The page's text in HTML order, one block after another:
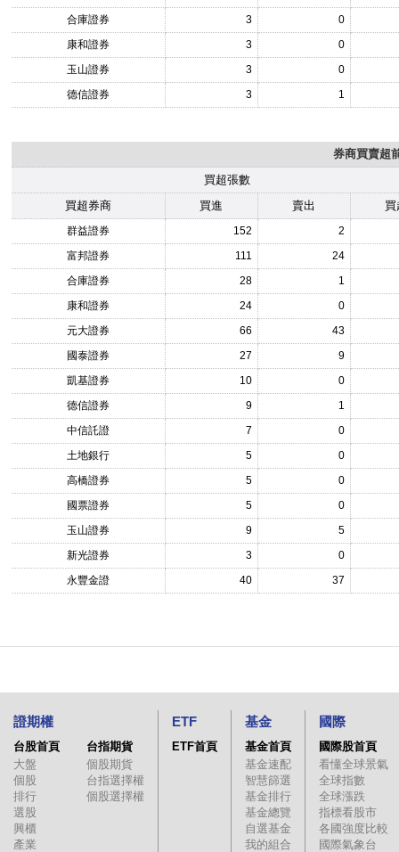
合庫證券
3
0
康和證券
3
0
玉山證券
3
0
德信證券
3 1
券商買賣超
買超張數
買超券商
買進 賣出
群益證券 152
2
富邦證券
111
24
合庫證券
28
1
康和證券
24
0
元大證券
66
43
國泰證券
27
9
凱基證券
10
0
德信證券
9
1
中信託證
7
0
土地銀行
5
0
高橋證券
5
0
國票證券
5
0
玉山證券
9
5
新光證券
3
0
永豐金證
40 37
證期權
台股首頁
大盤
個股
排行
選股
興櫃
產業
台指期貨
個股期貨
台指選擇權
個股選擇權
ETF
ETF首頁
基金
基金首頁
基金速配
智慧篩選
基金排行
基金總覽
自選基金
我的組合
國際
國際股首頁
看懂全球景氣
全球指數
全球漲跌
指標看股市
各國強度比較
國際氣象台